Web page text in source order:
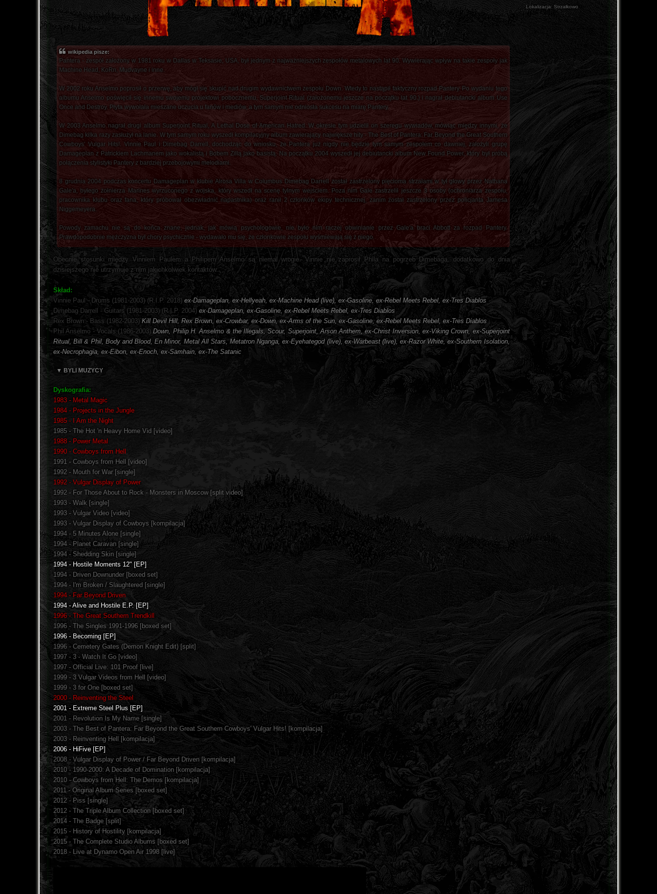
Lokalizacja: Strzałkowo
wikipedia pisze:
Pantera - zespół założony w 1981 roku w Dallas w Teksasie, USA, był jednym z najważniejszych zespołów metalowych lat 90. Wywierając wpływ na takie zespoły jak
Machine Head, KoRn, Mudvayne i inne.
W 2002 roku Anselmo poprosił o przerwę, aby mógł się skupić nad drugim wydawnictwem zespołu Down. Wtedy to nastąpił faktyczny rozpad Pantery. Po wydaniu tego
albumu Anselmo poświęcił się innemu swojemu projektowi pobocznemu, Superjoint Ritual (założonemu jeszcze na początku lat 90.) i nagrał debiutancki album Use
Once and Destroy. Płyta wywołała mieszane uczucia u fanów i mediów, a tym samym nie odniosła sukcesu na miarę Pantery.
W 2003 Anselmo nagrał drugi album Superjoint Ritual, A Lethal Dose of American Hatred. W okresie tym udzielił on szeregu wywiadów, mówiąc między innymi, że
Dimebag kilka razy zasłużył na lanie. W tym samym roku wyszedł kompilacyjny album zawierający największe hity - The Best of Pantera: Far Beyond the Great Southern
Cowboys' Vulgar Hits!. Vinnie Paul i Dimebag Darrell, dochodząc do wniosku, że Pantera już nigdy nie będzie tym samym zespołem co dawniej, założyli grupę
Damageplan z Patrickiem Lachmanem jako wokalistą i Bobem Zillą jako basistą. Na początku 2004 wyszedł jej debiutancki album New Found Power, który był próbą
połączenia stylistyki Pantery z bardziej przebojowymi melodiami.
8 grudnia 2004 podczas koncertu Damageplan w klubie Alrosa Villa w Columbus Dimebag Darrell został zastrzelony pięcioma strzałami w tył głowy przez Nathana
Gale'a, byłego żołnierza Marines wyrzuconego z wojska, który wszedł na scenę tylnym wejściem. Poza nim Gale zastrzelił jeszcze 3 osoby (ochroniarza zespołu,
pracownika klubu oraz fana, który próbował obezwładnić napastnika) oraz ranił 2 członków ekipy technicznej, zanim został zastrzelony przez policjanta Jamesa
Niggemeyera.
Powody zamachu nie są do końca znane, jednak, jak mówią psychologowie, nie było nim raczej obwinianie przez Gale'a braci Abbott za rozpad Pantery.
Prawdopodobnie mężczyzna był chory psychicznie - wydawało mu się, że członkowie zespołu wyśmiewają się z niego.
Obecnie stosunki między Vinniem Paulem a Philipem Anselmo są niemal wrogie. Vinnie nie zaprosił Phila na pogrzeb Dimebaga, dodatkowo do dnia
dzisiejszego nie utrzymuje z nim jakichkolwiek kontaktów.
Skład:
Vinnie Paul - Drums (1981-2003) (R.I.P. 2018) ex-Damageplan, ex-Hellyeah, ex-Machine Head (live), ex-Gasoline, ex-Rebel Meets Rebel, ex-Tres Diablos
Dimebag Darrell - Guitars (1981-2003) (R.I.P. 2004) ex-Damageplan, ex-Gasoline, ex-Rebel Meets Rebel, ex-Tres Diablos
Rex Brown - Bass (1982-2003) Kill Devil Hill, Rex Brown, ex-Crowbar, ex-Down, ex-Arms of the Sun, ex-Gasoline, ex-Rebel Meets Rebel, ex-Tres Diablos
Phil Anselmo - Vocals (1986-2003)Down, Philip H. Anselmo & the Illegals, Scour, Superjoint, Arson Anthem, ex-Christ Inversion, ex-Viking Crown, ex-Superjoint
Ritual, Bill & Phil, Body and Blood, En Minor, Metal All Stars, Metatron Nganga, ex-Eyehategod (live), ex-Warbeast (live), ex-Razor White, ex-Southern Isolation,
ex-Necrophagia, ex-Eibon, ex-Enoch, ex-Samhain, ex-The Satanic
▼ BYLI MUZYCY
Dyskografia:
1983 - Metal Magic
1984 - Projects in the Jungle
1985 - I Am the Night
1985 - The Hot 'n Heavy Home Vid [video]
1988 - Power Metal
1990 - Cowboys from Hell
1991 - Cowboys from Hell [video]
1992 - Mouth for War [single]
1992 - Vulgar Display of Power
1992 - For Those About to Rock - Monsters in Moscow [split video]
1993 - Walk [single]
1993 - Vulgar Video [video]
1993 - Vulgar Display of Cowboys [kompilacja]
1994 - 5 Minutes Alone [single]
1994 - Planet Caravan [single]
1994 - Shedding Skin [single]
1994 - Hostile Moments 12" [EP]
1994 - Driven Downunder [boxed set]
1994 - I'm Broken / Slaughtered [single]
1994 - Far Beyond Driven
1994 - Alive and Hostile E.P. [EP]
1996 - The Great Southern Trendkill
1996 - The Singles 1991-1996 [boxed set]
1996 - Becoming [EP]
1996 - Cemetery Gates (Demon Knight Edit) [split]
1997 - 3 - Watch It Go [video]
1997 - Official Live: 101 Proof [live]
1999 - 3 Vulgar Videos from Hell [video]
1999 - 3 for One [boxed set]
2000 - Reinventing the Steel
2001 - Extreme Steel Plus [EP]
2001 - Revolution Is My Name [single]
2003 - The Best of Pantera: Far Beyond the Great Southern Cowboys' Vulgar Hits! [kompilacja]
2003 - Reinventing Hell [kompilacja]
2006 - HiFive [EP]
2008 - Vulgar Display of Power / Far Beyond Driven [kompilacja]
2010 - 1990-2000: A Decade of Domination [kompilacja]
2010 - Cowboys from Hell: The Demos [kompilacja]
2011 - Original Album Series [boxed set]
2012 - Piss [single]
2012 - The Triple Album Collection [boxed set]
2014 - The Badge [split]
2015 - History of Hostility [kompilacja]
2015 - The Complete Studio Albums [boxed set]
2018 - Live at Dynamo Open Air 1998 [live]